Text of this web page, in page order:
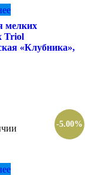
мелких
Triol
«Клубника»,
-5.00%